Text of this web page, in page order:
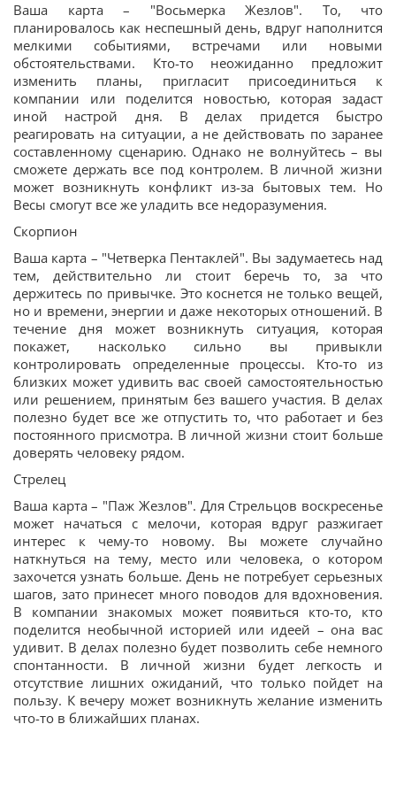
Ваша карта – "Восьмерка Жезлов". То, что
планировалось как неспешный день, вдруг наполнится
мелкими событиями, встречами или новыми
обстоятельствами. Кто-то неожиданно предложит
изменить планы, пригласит присоединиться к
компании или поделится новостью, которая задаст
иной настрой дня. В делах придется быстро
реагировать на ситуации, а не действовать по заранее
составленному сценарию. Однако не волнуйтесь – вы
сможете держать все под контролем. В личной жизни
может возникнуть конфликт из-за бытовых тем. Но
Весы смогут все же уладить все недоразумения.
Скорпион
Ваша карта – "Четверка Пентаклей". Вы задумаетесь над
тем, действительно ли стоит беречь то, за что
держитесь по привычке. Это коснется не только вещей,
но и времени, энергии и даже некоторых отношений. В
течение дня может возникнуть ситуация, которая
покажет, насколько сильно вы привыкли
контролировать определенные процессы. Кто-то из
близких может удивить вас своей самостоятельностью
или решением, принятым без вашего участия. В делах
полезно будет все же отпустить то, что работает и без
постоянного присмотра. В личной жизни стоит больше
доверять человеку рядом.
Стрелец
Ваша карта – "Паж Жезлов". Для Стрельцов воскресенье
может начаться с мелочи, которая вдруг разжигает
интерес к чему-то новому. Вы можете случайно
наткнуться на тему, место или человека, о котором
захочется узнать больше. День не потребует серьезных
шагов, зато принесет много поводов для вдохновения.
В компании знакомых может появиться кто-то, кто
поделится необычной историей или идеей – она вас
удивит. В делах полезно будет позволить себе немного
спонтанности. В личной жизни будет легкость и
отсутствие лишних ожиданий, что только пойдет на
пользу. К вечеру может возникнуть желание изменить
что-то в ближайших планах.